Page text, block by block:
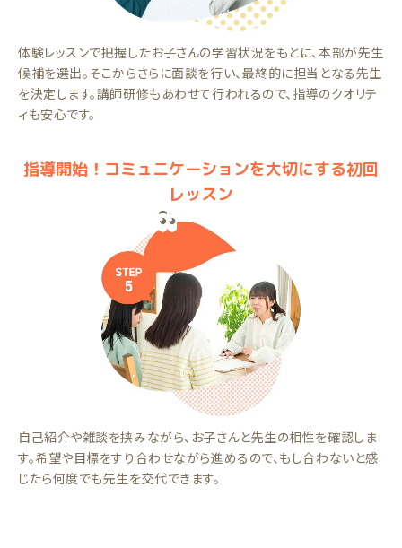
体験レッスンで把握したお子さんの学習状況をもとに、本部が先生
候補を選出。そこからさらに面談を行い、最終的に担当となる先生
を決定します。講師研修もあわせて行われるので、指導のクオリテ
ィも安心です。
指導開始！コミュニケーションを大切にする初回
レッスン
自己紹介や雑談を挟みながら、お子さんと先生の相性を確認しま
す。希望や目標をすり合わせながら進めるので、もし合わないと感
じたら何度でも先生を交代できます。